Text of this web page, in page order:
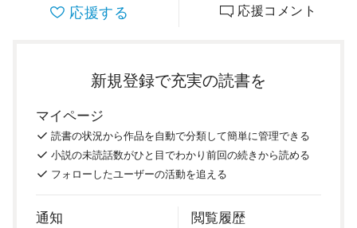
応援する 応援コメント
新規登録で充実の読書を
マイページ
読書の状況から作品を自動で分類して簡単に管理できる
小説の未読話数がひと目でわかり前回の続きから読める
フォローしたユーザーの活動を追える
通知 閲覧履歴